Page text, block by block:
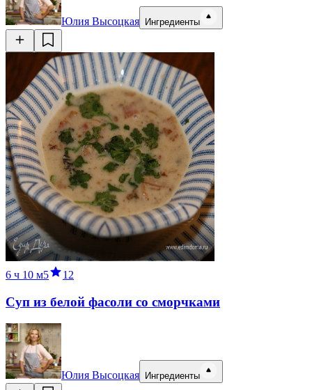
Юлия Высоцкая Ингредиенты
6 ч 10 м5 12
Суп из белой фасоли со сморчками
Юлия Высоцкая Ингредиенты